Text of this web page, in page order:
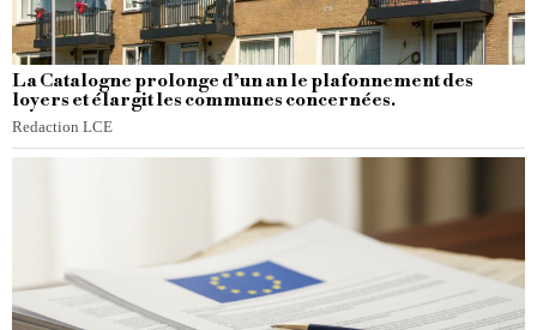
La Catalogne prolonge d’un an le plafonnement des
loyers et élargit les communes concernées.
Redaction LCE